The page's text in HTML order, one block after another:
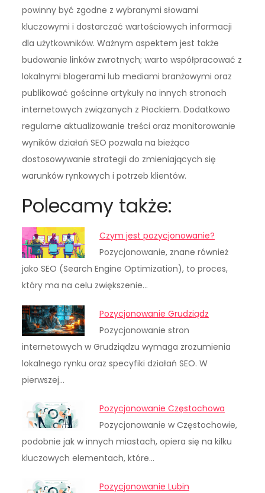
powinny być zgodne z wybranymi słowami
kluczowymi i dostarczać wartościowych informacji
dla użytkowników. Ważnym aspektem jest także
budowanie linków zwrotnych; warto współpracować z
lokalnymi blogerami lub mediami branżowymi oraz
publikować gościnne artykuły na innych stronach
internetowych związanych z Płockiem. Dodatkowo
regularne aktualizowanie treści oraz monitorowanie
wyników działań SEO pozwala na bieżąco
dostosowywanie strategii do zmieniających się
warunków rynkowych i potrzeb klientów.
Polecamy także:
Czym jest pozycjonowanie?
Pozycjonowanie, znane również
jako SEO (Search Engine Optimization), to proces,
który ma na celu zwiększenie…
Pozycjonowanie Grudziądz
Pozycjonowanie stron
internetowych w Grudziądzu wymaga zrozumienia
lokalnego rynku oraz specyfiki działań SEO. W
pierwszej…
Pozycjonowanie Częstochowa
Pozycjonowanie w Częstochowie,
podobnie jak w innych miastach, opiera się na kilku
kluczowych elementach, które…
Pozycjonowanie Lubin